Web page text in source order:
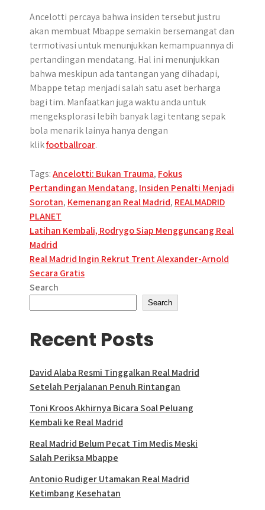
Ancelotti percaya bahwa insiden tersebut justru
akan membuat Mbappe semakin bersemangat dan
termotivasi untuk menunjukkan kemampuannya di
pertandingan mendatang. Hal ini menunjukkan
bahwa meskipun ada tantangan yang dihadapi,
Mbappe tetap menjadi salah satu aset berharga
bagi tim. Manfaatkan juga waktu anda untuk
mengeksplorasi lebih banyak lagi tentang sepak
bola menarik lainya hanya dengan
klikfootballroar.
Tags:Ancelotti: Bukan Trauma, Fokus
Pertandingan Mendatang, Insiden Penalti Menjadi
Sorotan, Kemenangan Real Madrid, REALMADRID
PLANET
Post
navigation
Latihan Kembali, Rodrygo Siap Mengguncang Real
Madrid
Real Madrid Ingin Rekrut Trent Alexander-Arnold
Secara Gratis
Search
Search
Recent Posts
David Alaba Resmi Tinggalkan Real Madrid
Setelah Perjalanan Penuh Rintangan
Toni Kroos Akhirnya Bicara Soal Peluang
Kembali ke Real Madrid
Real Madrid Belum Pecat Tim Medis Meski
Salah Periksa Mbappe
Antonio Rudiger Utamakan Real Madrid
Ketimbang Kesehatan